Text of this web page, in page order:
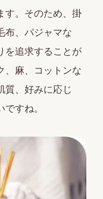
す。そのため、掛
布、パジャマな
を追求することが
、麻、コットンな
質、好みに応じ
すね。